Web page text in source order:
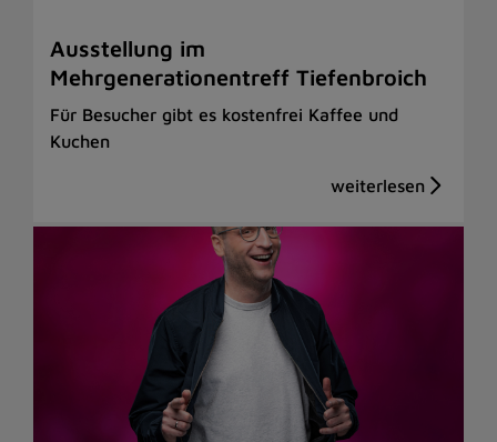
Ausstellung im
Mehrgenerationentreff Tiefenbroich
Für Besucher gibt es kostenfrei Kaffee und
Kuchen